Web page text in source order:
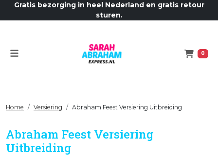
Gratis bezorging in heel Nederland en gratis retour
sturen.
Menu 0
Home Versiering Abraham Feest Versiering Uitbreiding
Abraham Feest Versiering
Uitbreiding